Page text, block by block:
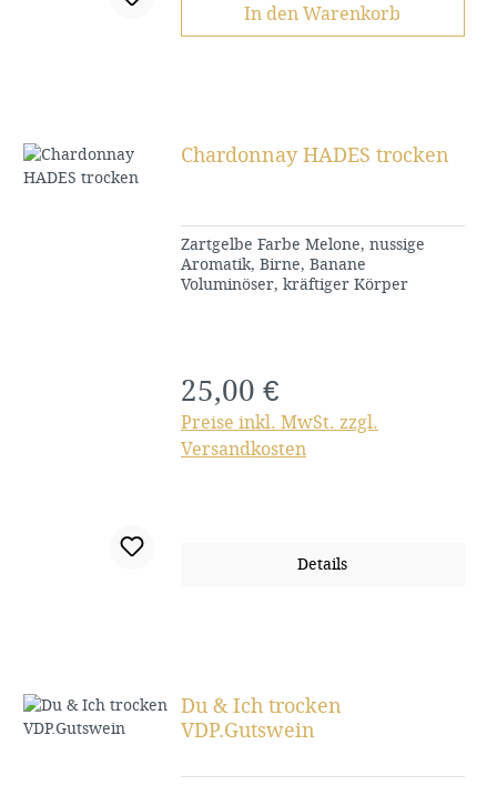
In den Warenkorb
Chardonnay HADES trocken
Zartgelbe Farbe Melone, nussige
Aromatik, Birne, Banane
Voluminöser, kräftiger Körper
Regulärer Preis:
25,00 €
Preise inkl. MwSt. zzgl.
Versandkosten
Details
Du & Ich trocken
VDP.Gutswein